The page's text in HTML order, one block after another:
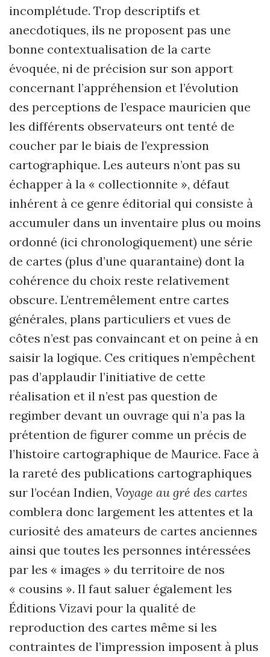
incomplétude. Trop descriptifs et
anecdotiques, ils ne proposent pas une
bonne contextualisation de la carte
évoquée, ni de précision sur son apport
concernant l’appréhension et l’évolution
des perceptions de l’espace mauricien que
les différents observateurs ont tenté de
coucher par le biais de l’expression
cartographique. Les auteurs n’ont pas su
échapper à la « collectionnite », défaut
inhérent à ce genre éditorial qui consiste à
accumuler dans un inventaire plus ou moins
ordonné (ici chronologiquement) une série
de cartes (plus d’une quarantaine) dont la
cohérence du choix reste relativement
obscure. L’entremêlement entre cartes
générales, plans particuliers et vues de
côtes n’est pas convaincant et on peine à en
saisir la logique. Ces critiques n’empêchent
pas d’applaudir l’initiative de cette
réalisation et il n’est pas question de
regimber devant un ouvrage qui n’a pas la
prétention de figurer comme un précis de
l’histoire cartographique de Maurice. Face à
la rareté des publications cartographiques
sur l’océan Indien, Voyage au gré des cartes
comblera donc largement les attentes et la
curiosité des amateurs de cartes anciennes
ainsi que toutes les personnes intéressées
par les « images » du territoire de nos
« cousins ». Il faut saluer également les
Éditions Vizavi pour la qualité de
reproduction des cartes même si les
contraintes de l’impression imposent à plus